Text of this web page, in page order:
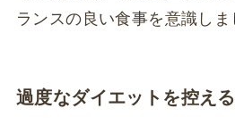
ランスの良い食事を意識しま
過度なダイエットを控える